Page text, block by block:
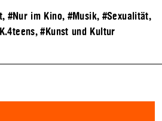
, #Nur im Kino, #Musik, #Sexualität,
,#Kunst und Kultur